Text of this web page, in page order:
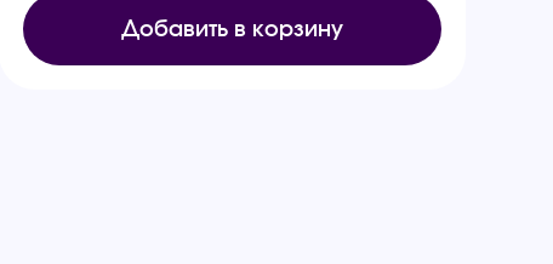
Добавить в корзину